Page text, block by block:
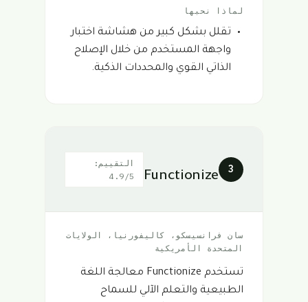
لماذا نحبها
تقلل بشكل كبير من هشاشة اختبار
واجهة المستخدم من خلال الإصلاح
الذاتي القوي والمحددات الذكية.
3
Functionize
التقييم:
4.9/5
سان فرانسيسكو، كاليفورنيا، الولايات
المتحدة الأمريكية
تستخدم Functionize معالجة اللغة
الطبيعية والتعلم الآلي للسماح